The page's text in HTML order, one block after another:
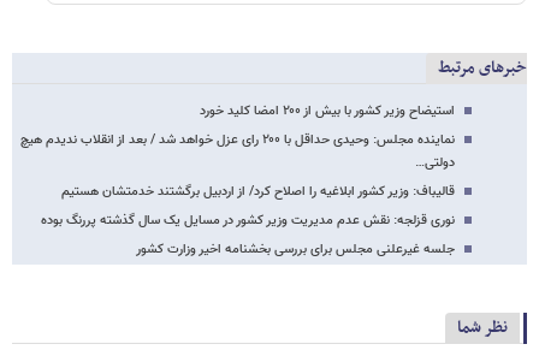
خبرهای مرتبط
استیضاح وزیر کشور با بیش از ۲۰۰ امضا کلید خورد
نماینده مجلس: وحیدی حداقل با ۲۰۰ رای عزل خواهد شد / بعد از انقلاب ندیدم هیچ
دولتی…
قالیباف: وزیر کشور ابلاغیه را اصلاح کرد/ از اردبیل برگشتند خدمتشان هستیم
نوری قزلجه: نقش عدم مدیریت وزیر کشور در مسایل یک سال گذشته پررنگ بوده
جلسه غیرعلنی مجلس برای بررسی بخشنامه اخیر وزارت کشور
نظر شما